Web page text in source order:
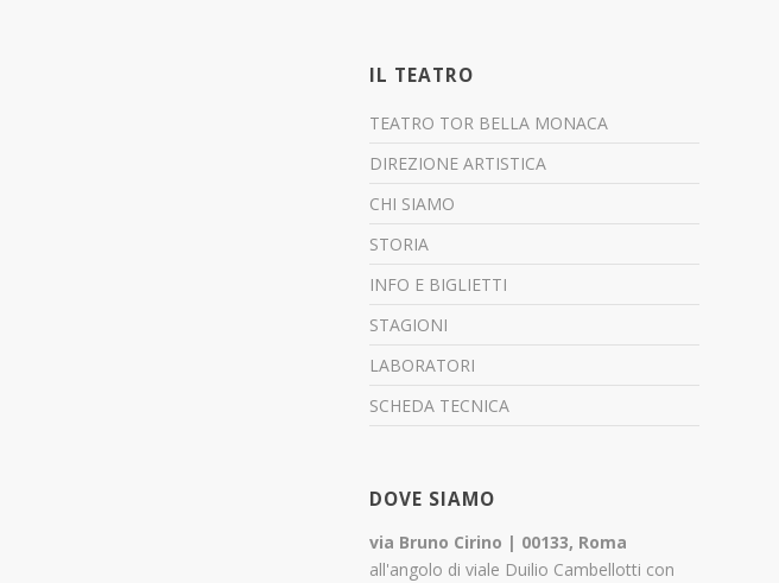
IL TEATRO
TEATRO TOR BELLA MONACA
DIREZIONE ARTISTICA
CHI SIAMO
STORIA
INFO E BIGLIETTI
STAGIONI
LABORATORI
SCHEDA TECNICA
DOVE SIAMO
via Bruno Cirino | 00133, Roma
all'angolo di viale Duilio Cambellotti con